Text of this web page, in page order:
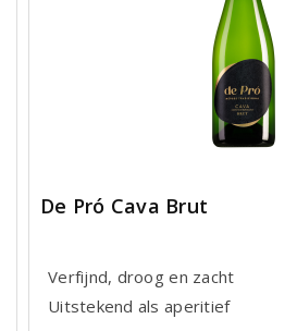
De Pró Cava Brut
Verfijnd, droog en zacht
Uitstekend als aperitief